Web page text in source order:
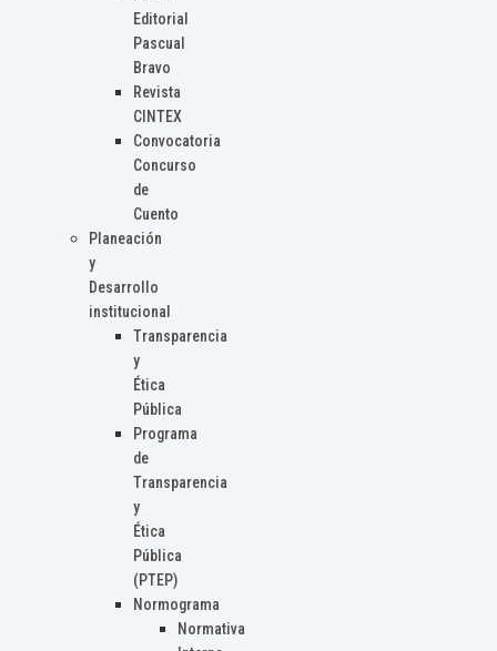
Editorial
Pascual
Bravo
Revista
CINTEX
Convocatoria
Concurso
de
Cuento
Planeación
y
Desarrollo
institucional
Transparencia
y
Ética
Pública
Programa
de
Transparencia
y
Ética
Pública
(PTEP)
Normograma
Normativa